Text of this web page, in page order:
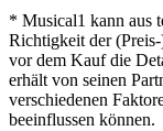
* Musical1 kann aus
Richtigkeit der
vor dem Kauf die
erhält von seinen
verschiedenen
beeinflussen können.